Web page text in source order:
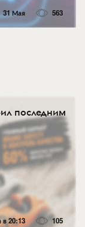
31 Мая 563
последним
в 20:13 105